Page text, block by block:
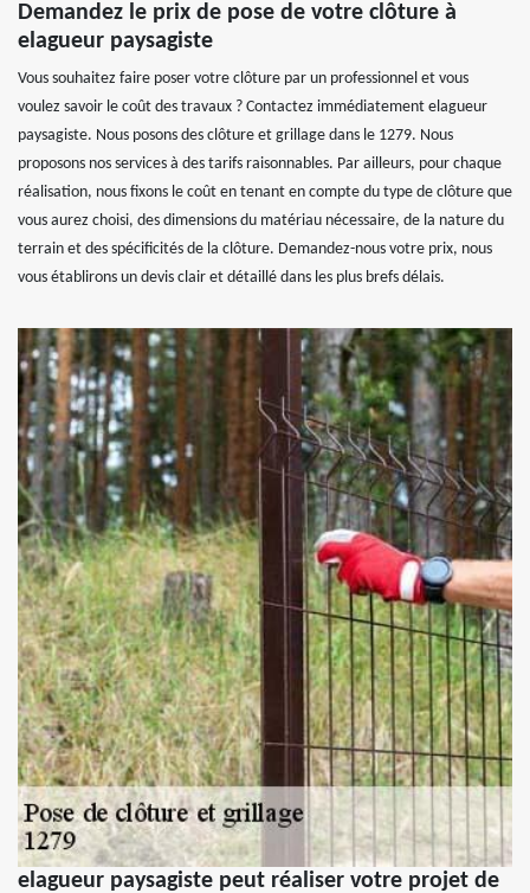
Demandez le prix de pose de votre clôture à
elagueur paysagiste
Vous souhaitez faire poser votre clôture par un professionnel et vous
voulez savoir le coût des travaux ? Contactez immédiatement elagueur
paysagiste. Nous posons des clôture et grillage dans le 1279. Nous
proposons nos services à des tarifs raisonnables. Par ailleurs, pour chaque
réalisation, nous fixons le coût en tenant en compte du type de clôture que
vous aurez choisi, des dimensions du matériau nécessaire, de la nature du
terrain et des spécificités de la clôture. Demandez-nous votre prix, nous
vous établirons un devis clair et détaillé dans les plus brefs délais.
elagueur paysagiste peut réaliser votre projet de